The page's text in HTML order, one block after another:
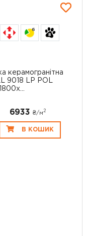
6
керамогранітна
9018 LP POL
6933 ₴/м 2
В КОШИК